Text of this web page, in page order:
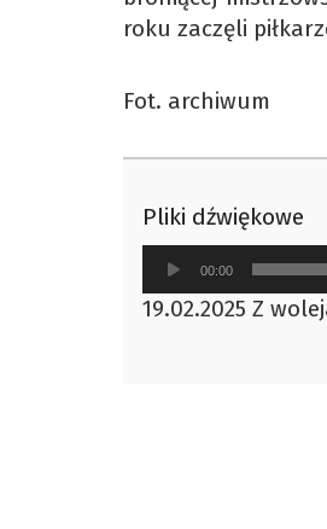
roku zaczęli
Fot. archiwum
Pliki dźwiękowe
Odtwarzacz
plików
dźwiękowych
00:00
19.02.2025 Z